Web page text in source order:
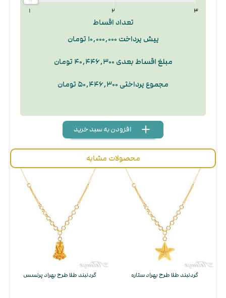
۱ ۲ ۳
تعداد اقساط
پیش پرداخت ۱۰,۰۰۰,۰۰۰ تومان
مبلغ اقساط بعدی ۴۰,۴۴۶,۳۰۰ تومان
مجموع پرداختی ۵۰,۴۴۶,۳۰۰ تومان
delete
remove
add
محصولات مشابه
گردنبند طلا طرح بهراد ستاره گردنبند طلا طرح بهراد پرنسس